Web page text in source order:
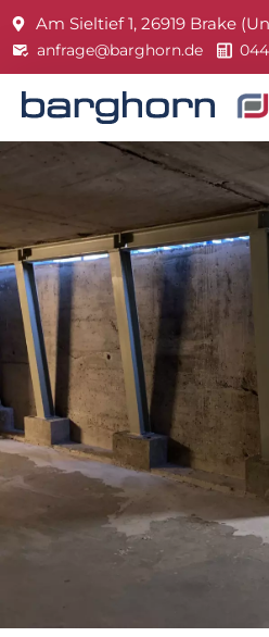
Am Sieltief 1, 26919 Brake
anfrage@barghorn.de